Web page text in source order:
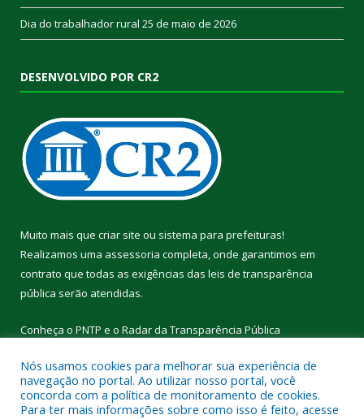
Dia do trabalhador rural 25 de maio de 2026
DESENVOLVIDO POR CR2
Muito mais que criar site ou sistema para prefeituras!
Realizamos uma assessoria completa, onde garantimos em
contrato que todas as exigências das leis de transparência
pública serão atendidas.
Conheça o PNTP e o Radar da Transparência Pública
Todos os direitos reservados a Câmara Municipal de Cumaru do
Nós usamos cookies para melhorar sua experiência de
navegação no portal. Ao utilizar nosso portal, você
concorda com a política de monitoramento de cookies.
Para ter mais informações sobre como isso é feito, acesse